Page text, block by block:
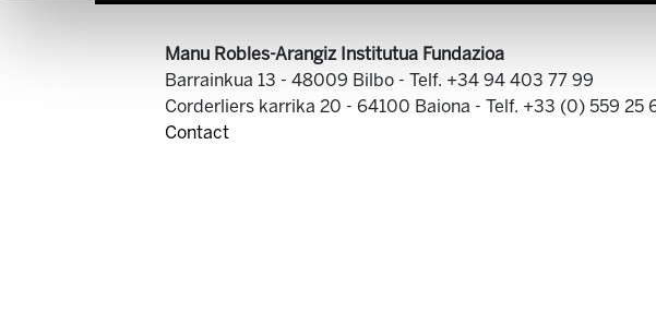
Manu Robles-Arangiz Institutua Fundazioa
Barrainkua 13 - 48009 Bilbo - Telf. +34 94 403 77 99
Corderliers karrika 20 - 64100 Baiona - Telf. +33 (0) 559 25
Contact